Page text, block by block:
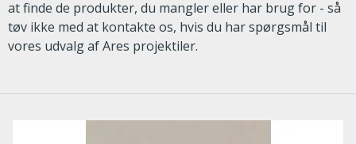
at finde de produkter, du mangler eller har brug for - så
tøv ikke med at kontakte os, hvis du har spørgsmål til
vores udvalg af Ares projektiler.